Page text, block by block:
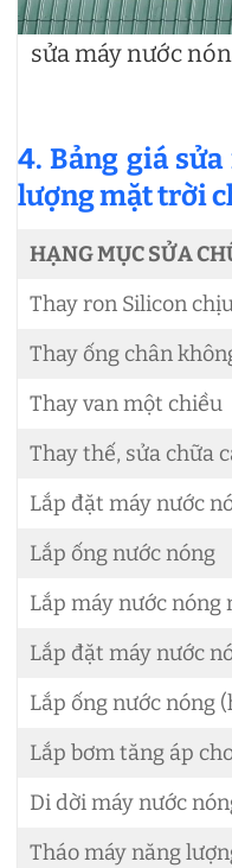
sửa máy nước
4. Bảng giá
lượng mặt trời
HẠNG MỤC SỬA
Thay ron Silicon
Thay ống chân
Thay van một chiều
Thay thế, sửa chữa
Lắp đặt máy nước
Lắp ống nước nóng
Lắp máy nước
Lắp đặt máy nước
Lắp ống nước nóng
Lắp bơm tăng áp
Di dời máy nước
Tháo máy năng